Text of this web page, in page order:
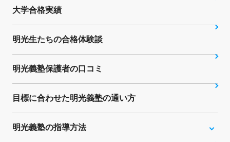
大学合格実績
明光生たちの合格体験談
明光義塾保護者の口コミ
目標に合わせた明光義塾の通い方
明光義塾の指導方法